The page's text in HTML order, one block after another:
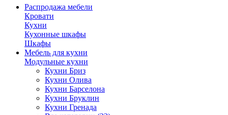
Распродажа мебели
Кровати
Кухни
Кухонные шкафы
Шкафы
Мебель для кухни
Модульные кухни
Кухни Бриз
Кухни Олива
Кухни Барселона
Кухни Бруклин
Кухни Гренада